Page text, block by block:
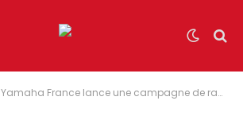
Yamaha France lance une campagne de rappel : voici les modèles concernés